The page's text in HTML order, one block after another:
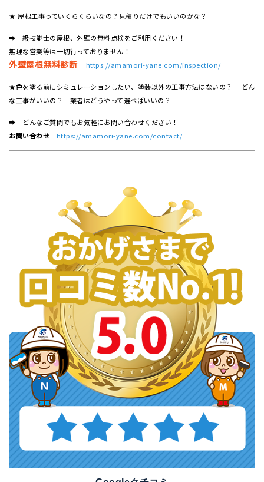
★ 屋根工事っていくらくらいなの？見積りだけでもいいのかな？
➡一級技能士の屋根、外壁の無料点検をご利用ください！
無理な営業等は一切行っておりません！
外壁屋根無料診断 https://amamori-yane.com/inspection/
★色を塗る前にシミュレーションしたい、塗装以外の工事方法はないの？ どん
な工事がいいの？ 業者はどうやって選べばいいの？
➡ どんなご質問でもお気軽にお問い合わせください！
お問い合わせ
https://amamori-yane.com/contact/